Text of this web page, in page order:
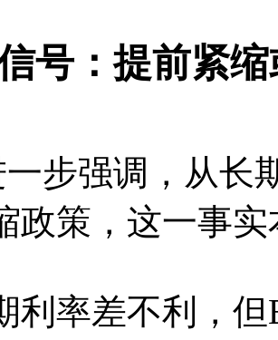
号：提前紧
一步强调，从长
政策，这一事
利率差不利，